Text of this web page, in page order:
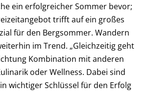
ein erfolgreicher Sommer bevor;
trifft auf ein großes
für den Bergsommer. Wandern
im Trend. „Gleichzeitig geht
Kombination mit anderen
oder Wellness. Dabei sind
wichtiger Schlüssel für den Erfolg